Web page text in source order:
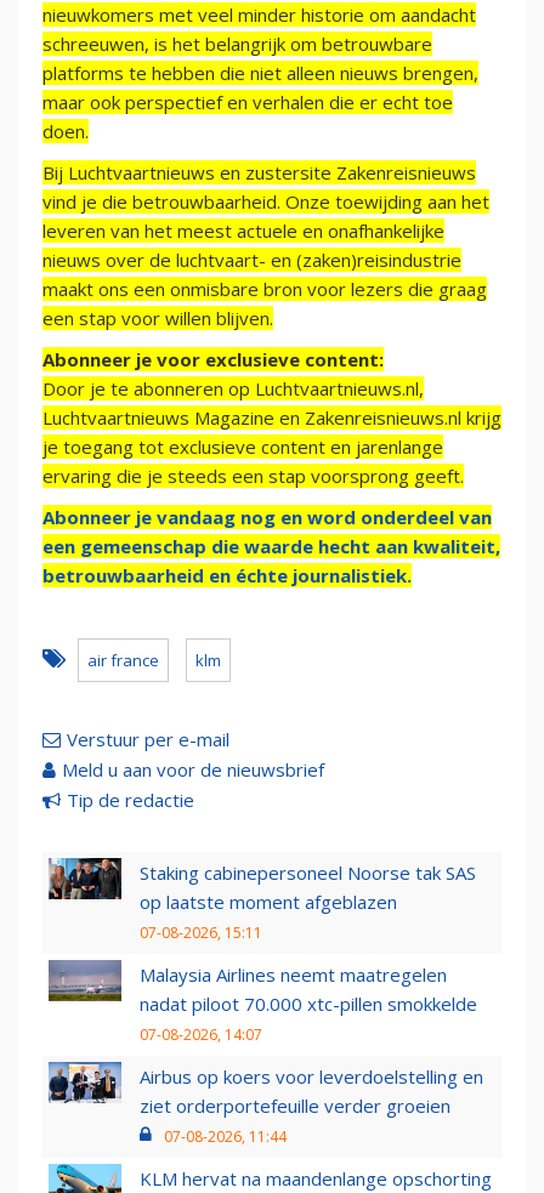
nieuwkomers met veel minder historie om aandacht
schreeuwen, is het belangrijk om betrouwbare
platforms te hebben die niet alleen nieuws brengen,
maar ook perspectief en verhalen die er echt toe
doen.
Bij Luchtvaartnieuws en zustersite Zakenreisnieuws
vind je die betrouwbaarheid. Onze toewijding aan het
leveren van het meest actuele en onafhankelijke
nieuws over de luchtvaart- en (zaken)reisindustrie
maakt ons een onmisbare bron voor lezers die graag
een stap voor willen blijven.
Abonneer je voor exclusieve content:
Door je te abonneren op Luchtvaartnieuws.nl,
Luchtvaartnieuws Magazine en Zakenreisnieuws.nl krijg
je toegang tot exclusieve content en jarenlange
ervaring die je steeds een stap voorsprong geeft.
Abonneer je vandaag nog en word onderdeel van
een gemeenschap die waarde hecht aan kwaliteit,
betrouwbaarheid en échte journalistiek.
air france klm
Verstuur per e-mail
Meld u aan voor de nieuwsbrief
Tip de redactie
Staking cabinepersoneel Noorse tak SAS
op laatste moment afgeblazen
07-08-2026, 15:11
Malaysia Airlines neemt maatregelen
nadat piloot 70.000 xtc-pillen smokkelde
07-08-2026, 14:07
Airbus op koers voor leverdoelstelling en
ziet orderportefeuille verder groeien
07-08-2026, 11:44
KLM hervat na maandenlange opschorting